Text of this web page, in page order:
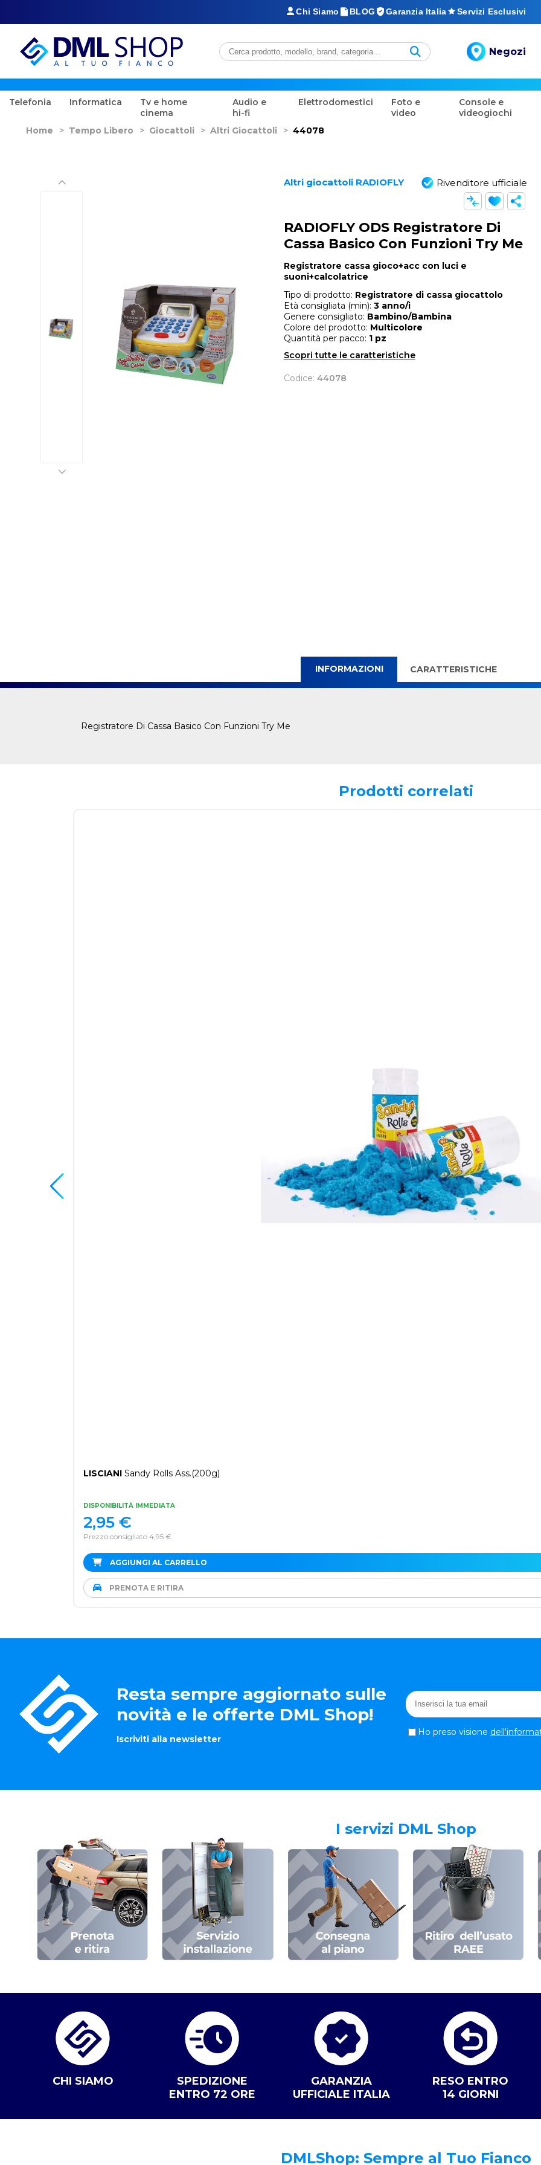
Chi Siamo BLOG Garanzia Italia Servizi Esclusivi
Negozi
Telefonia Informatica
Tv e home
cinema
Audio e
hi-fi
Elettrodomestici
Foto e
video
Console e
videogiochi
Home > Tempo Libero > Giocattoli > Altri Giocattoli > 44078
Altri giocattoli RADIOFLY Rivenditore ufficiale
RADIOFLY ODS Registratore Di
Cassa Basico Con Funzioni Try Me
Registratore cassa gioco+acc con luci e
suoni+calcolatrice
Tipo di prodotto: Registratore di cassa giocattolo
Età consigliata (min): 3 anno/i
Genere consigliato: Bambino/Bambina
Colore del prodotto: Multicolore
Quantità per pacco: 1 pz
Scopri tutte le caratteristiche
Codice: 44078
INFORMAZIONI CARATTERISTICHE
Registratore Di Cassa Basico Con Funzioni Try Me
Prodotti correlati
LISCIANISandy Rolls Ass.(200g)
DISPONIBILITÀ IMMEDIATA
Prezzo consigliato 4,95 €
2,95 €
AGGIUNGI AL CARRELLO
PRENOTA E RITIRA
Resta sempre aggiornato sulle
novità e le offerte DML Shop!
Iscriviti alla newsletter
Ho preso visione
I servizi DML Shop
CHI SIAMO
SPEDIZIONE
ENTRO 72 ORE
GARANZIA
UFFICIALE ITALIA
RESO ENTRO
14 GIORNI
DMLShop: Sempre al Tuo Fianco